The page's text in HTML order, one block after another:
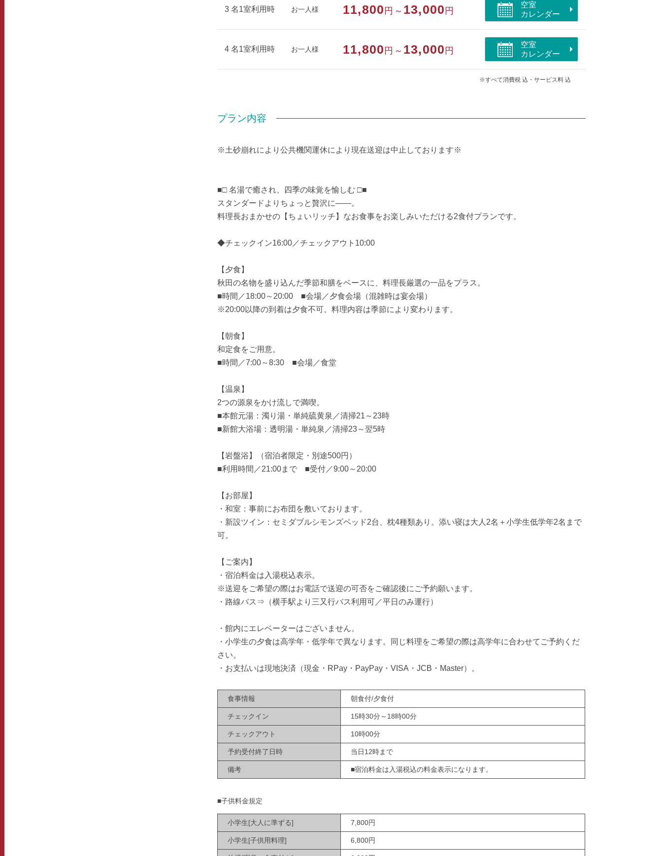
3 名1室利用時 お一人様 11,800 円～ 13,000 円
空室
カレンダー
4 名1室利用時 お一人様 11,800 円～ 13,000 円
空室
カレンダー
※すべて消費税 込・サービス料 込
プラン内容
※土砂崩れにより公共機関運休により現在送迎は中止しております※
■□ 名湯で癒され、四季の味覚を愉しむ □■
スタンダードよりちょっと贅沢に――。
料理長おまかせの【ちょいリッチ】なお食事をお楽しみいただける2食付プランです。
◆チェックイン16:00／チェックアウト10:00
【夕食】
秋田の名物を盛り込んだ季節和膳をベースに、料理長厳選の一品をプラス。
■時間／18:00～20:00 ■会場／夕食会場（混雑時は宴会場）
※20:00以降の到着は夕食不可。料理内容は季節により変わります。
【朝食】
和定食をご用意。
■時間／7:00～8:30 ■会場／食堂
【温泉】
2つの源泉をかけ流しで満喫。
■本館元湯：濁り湯・単純硫黄泉／清掃21～23時
■新館大浴場：透明湯・単純泉／清掃23～翌5時
【岩盤浴】（宿泊者限定・別途500円）
■利用時間／21:00まで ■受付／9:00～20:00
【お部屋】
・和室：事前にお布団を敷いております。
・新設ツイン：セミダブルシモンズベッド2台、枕4種類あり。添い寝は大人2名＋小学生低学年2名まで
可。
【ご案内】
・宿泊料金は入湯税込表示。
※送迎をご希望の際はお電話で送迎の可否をご確認後にご予約願います。
・路線バス⇒（横手駅より三又行バス利用可／平日のみ運行）
・館内にエレベーターはございません。
・小学生の夕食は高学年・低学年で異なります。同じ料理をご希望の際は高学年に合わせてご予約くだ
さい。
・お支払いは現地決済（現金・RPay・PayPay・VISA・JCB・Master）。
食事情報 朝食付/夕食付
チェックイン 15時30分～18時00分
チェックアウト 10時00分
予約受付終了日時 当日12時まで
備考 ■宿泊料金は入湯税込の料金表示になります。
■子供料金規定
小学生[大人に準ずる] 7,800円
小学生[子供用料理] 6,800円